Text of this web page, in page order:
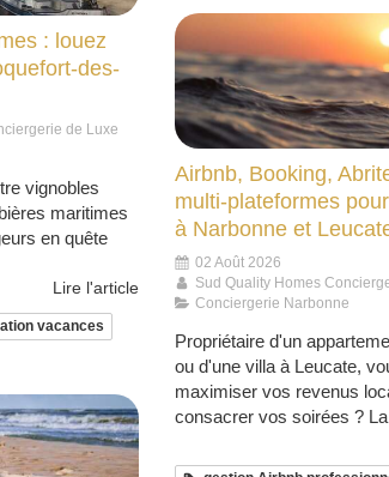
: louez
des-
de Luxe
vignobles
maritimes
en quête
Lire l'article
vacances
Airbnb, Booking,
multi-plateformes
à Narbonne et
02 Août 2026
Sud Quality Homes
Conciergerie Narbonne
Propriétaire d'un
ou d'une villa à Leucate,
maximiser vos revenus
consacrer vos soirées ?